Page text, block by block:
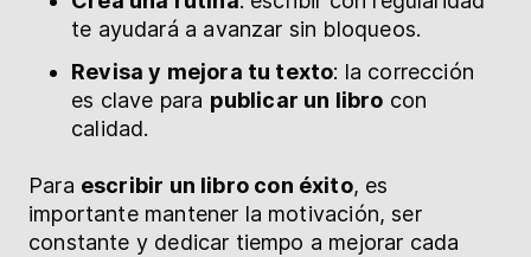
te ayudará a avanzar sin bloqueos.
Revisa y mejora tu texto: la corrección
es clave para publicar un libro con
calidad.
Para escribir un libro con éxito, es
importante mantener la motivación, ser
constante y dedicar tiempo a mejorar cada